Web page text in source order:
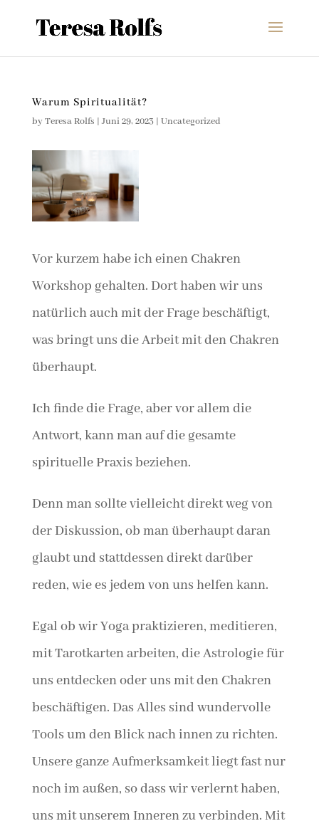
Warum Spiritualität?
byTeresa Rolfs | Juni 29, 2023| Uncategorized
Vor kurzem habe ich einen Chakren
Workshop gehalten. Dort haben wir uns
natürlich auch mit der Frage beschäftigt,
was bringt uns die Arbeit mit den Chakren
überhaupt.
Ich finde die Frage, aber vor allem die
Antwort, kann man auf die gesamte
spirituelle Praxis beziehen.
Denn man sollte vielleicht direkt weg von
der Diskussion, ob man überhaupt daran
glaubt und stattdessen direkt darüber
reden, wie es jedem von uns helfen kann.
Egal ob wir Yoga praktizieren, meditieren,
mit Tarotkarten arbeiten, die Astrologie für
uns entdecken oder uns mit den Chakren
beschäftigen. Das Alles sind wundervolle
Tools um den Blick nach innen zu richten.
Unsere ganze Aufmerksamkeit liegt fast nur
noch im außen, so dass wir verlernt haben,
uns mit unserem Inneren zu verbinden. Mit